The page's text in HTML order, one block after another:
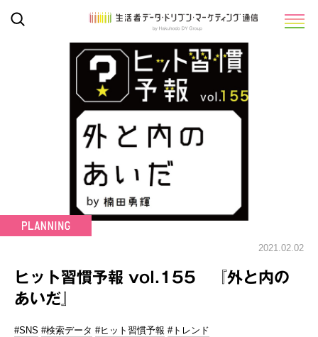
2021.02.02
ヒット習慣予報 vol.155 『外と内の
あいだ』
#SNS #検索データ #ヒット習慣予報 #トレンド